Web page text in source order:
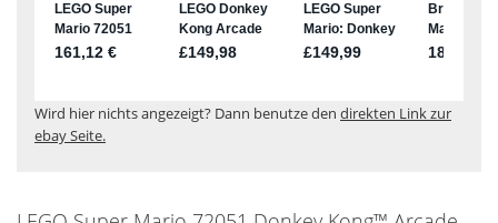
Wird hier nichts angezeigt? Dann benutze den direkten Link zur
ebay Seite.